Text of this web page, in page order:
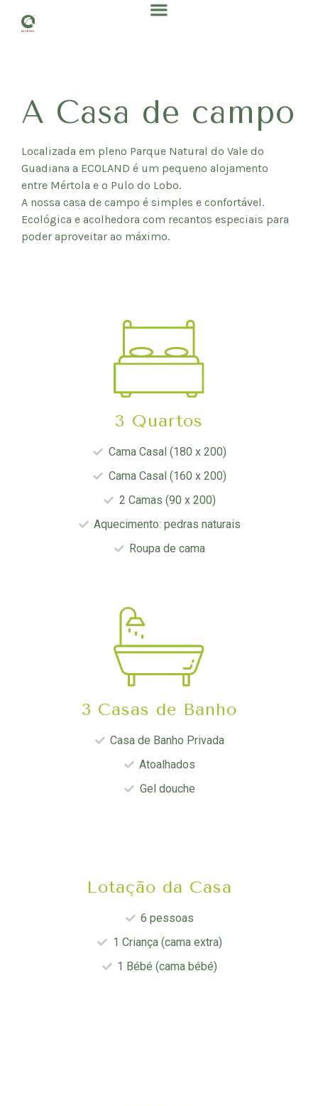
A Casa de campo
Localizada em pleno Parque Natural do Vale do
Guadiana a ECOLAND é um pequeno alojamento
entre Mértola e o Pulo do Lobo.
A nossa casa de campo é simples e confortável.
Ecológica e acolhedora com recantos especiais para
poder aproveitar ao máximo.
3 Quartos
Cama Casal (180 x 200)
Cama Casal (160 x 200)
2 Camas (90 x 200)
Aquecimento: pedras naturais
Roupa de cama
3 Casas de Banho
Casa de Banho Privada
Atoalhados
Gel douche
Lotação da Casa
6 pessoas
1 Criança (cama extra)
1 Bébé (cama bébé)